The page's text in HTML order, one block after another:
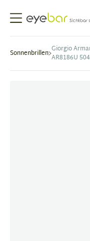
Abele Optic
Sonnenbrillen Giorgio
AR8186U